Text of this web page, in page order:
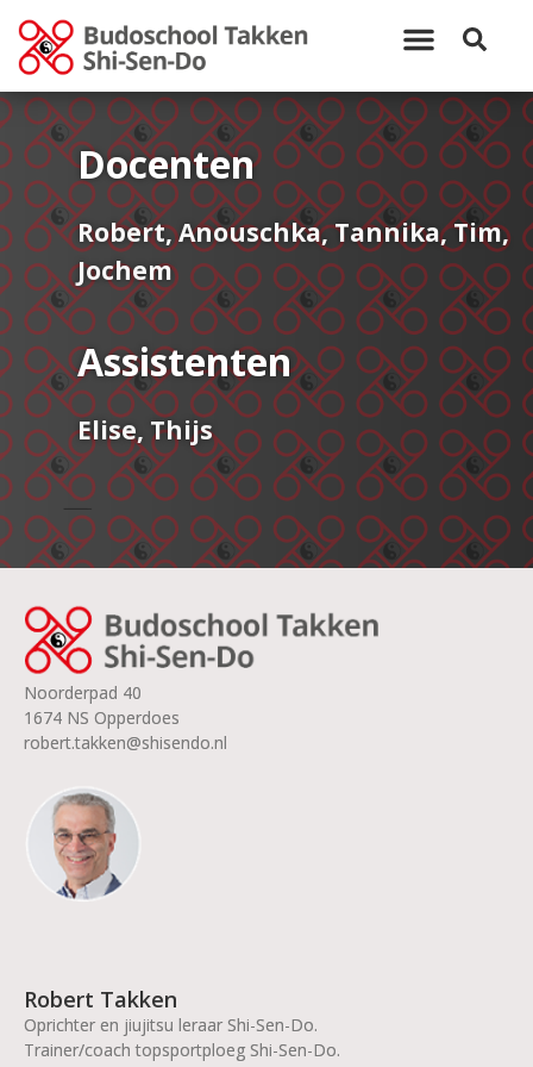
Docenten
Robert,Anouschka,Tannika,Tim,
Jochem
Assistenten
Elise, Thijs
Noorderpad 40
1674 NS Opperdoes
robert.takken@shisendo.nl
Robert Takken
Oprichter en jiujitsu leraar Shi-Sen-Do.
Trainer/coach topsportploeg Shi-Sen-Do.